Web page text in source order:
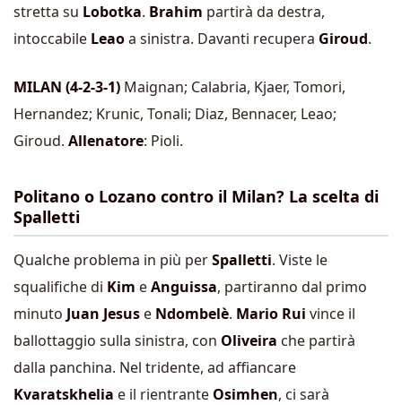
stretta su Lobotka. Brahim partirà da destra,
intoccabile Leaoa sinistra. Davanti recupera Giroud.
MILAN (4-2-3-1) Maignan; Calabria, Kjaer, Tomori,
Hernandez; Krunic, Tonali; Diaz, Bennacer, Leao;
Giroud. Allenatore: Pioli.
Politano o Lozano contro il Milan? La scelta di
Spalletti
Qualche problema in più perSpalletti. Viste le
squalifiche di Kim eAnguissa, partiranno dal primo
minuto Juan Jesus e Ndombelè. Mario Rui vince il
ballottaggio sulla sinistra, con Oliveira che partirà
dalla panchina. Nel tridente, ad affiancare
Kvaratskhelia e il rientrante Osimhen, ci sarà